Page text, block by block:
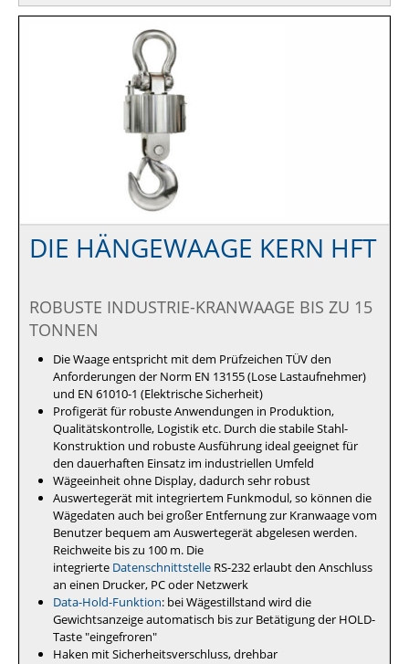
DIE HÄNGEWAAGE KERN HFT
ROBUSTE INDUSTRIE-KRANWAAGE BIS ZU 15
TONNEN
Die Waage entspricht mit dem Prüfzeichen TÜV den
Anforderungen der Norm EN 13155 (Lose Lastaufnehmer)
und EN 61010-1 (Elektrische Sicherheit)
Profigerät für robuste Anwendungen in Produktion,
Qualitätskontrolle, Logistik etc. Durch die stabile Stahl-
Konstruktion und robuste Ausführung ideal geeignet für
den dauerhaften Einsatz im industriellen Umfeld
Wägeeinheit ohne Display, dadurch sehr robust
Auswertegerät mit integriertem Funkmodul, so können die
Wägedaten auch bei großer Entfernung zur Kranwaage vom
Benutzer bequem am Auswertegerät abgelesen werden.
Reichweite bis zu 100 m. Die
integrierte Datenschnittstelle RS-232 erlaubt den Anschluss
an einen Drucker, PC oder Netzwerk
Data-Hold-Funktion: bei Wägestillstand wird die
Gewichtsanzeige automatisch bis zur Betätigung der HOLD-
Taste "eingefroren"
Haken mit Sicherheitsverschluss, drehbar